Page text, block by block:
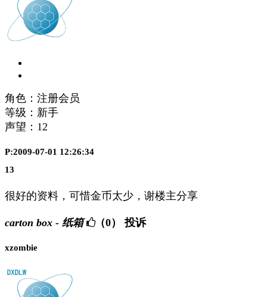
角色：注册会员
等级：新手
声望： 12
P:2009-07-01 12:26:34
13
很好的资料，可惜金币太少，谢楼主分享
carton box - 纸箱 （0） 投诉
xzombie